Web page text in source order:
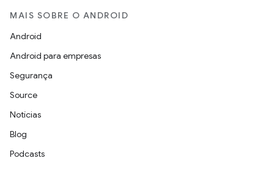
MAIS SOBRE O ANDROID
Android
Android para empresas
Segurança
Source
Notícias
Blog
Podcasts